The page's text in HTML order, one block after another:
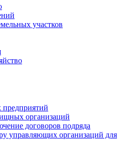
участков
предприятий
организаций
договоров подряда
управляющих организаций для